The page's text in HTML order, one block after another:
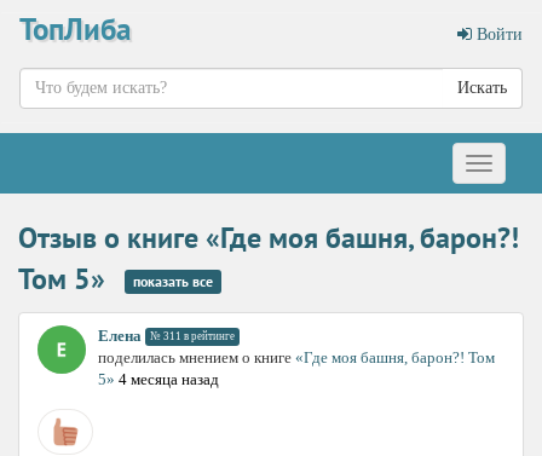
ТопЛиба Войти
Искать
Меню
Отзыв о книге «Где моя башня, барон?!
Том 5»
показать все
Елена № 311 в рейтинге
поделилась мнением о книге «Где моя башня, барон?! Том
5» 4 месяца назад